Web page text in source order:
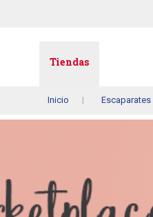
Tiendas
Inicio Escaparates